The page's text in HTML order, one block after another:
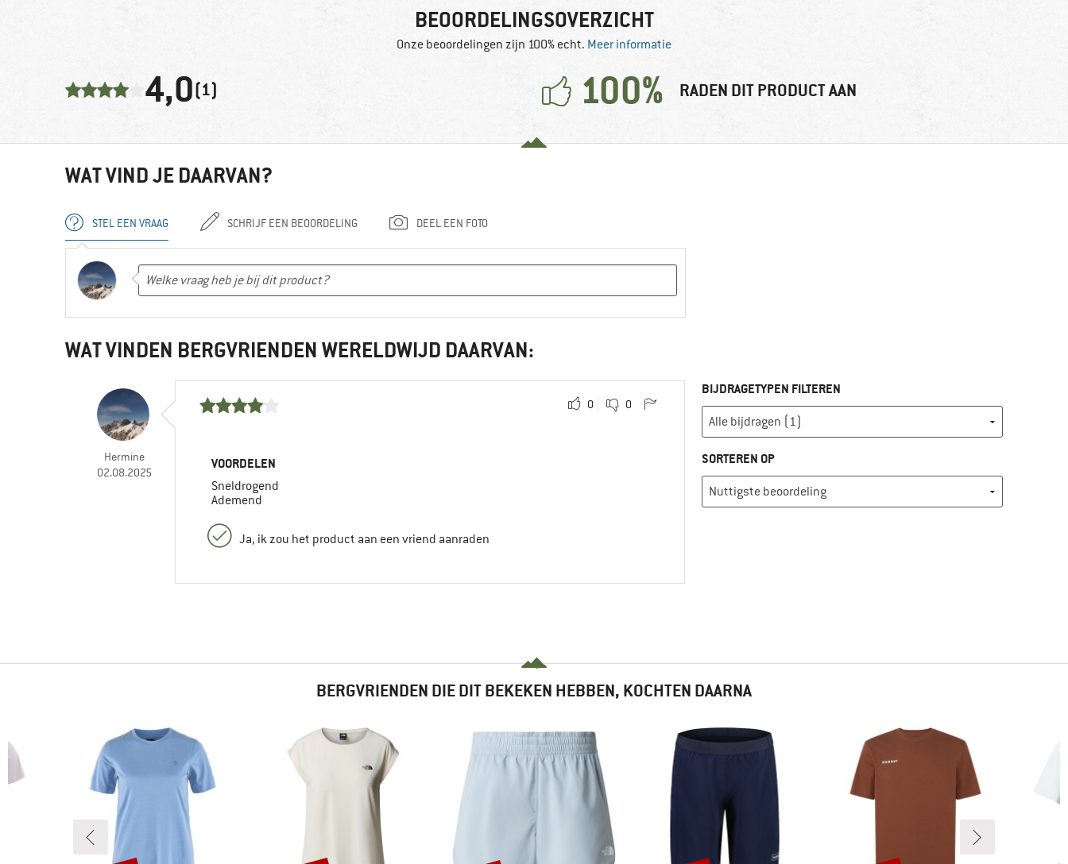
BEOORDELINGSOVERZICHT
Onze beoordelingen zijn 100% echt. Meer informatie
4,0(1) 100% RADEN DIT PRODUCT AAN
WAT VIND JE DAARVAN?
STEL EEN VRAAG SCHRIJF EEN BEOORDELING DEEL EEN FOTO
WAT VINDEN BERGVRIENDEN WERELDWIJD DAARVAN:
Hermine
02.08.2025
0 0
VOORDELEN
Sneldrogend
Ademend
Ja, ik zou het product aan een vriend aanraden
BIJDRAGETYPEN FILTEREN
SORTEREN OP
BERGVRIENDEN DIE DIT BEKEKEN HEBBEN, KOCHTEN DAARNA